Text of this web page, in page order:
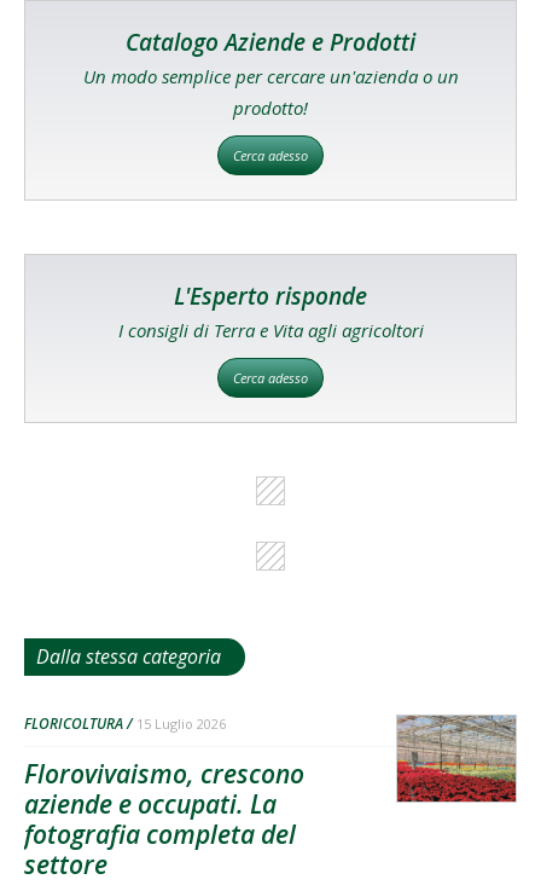
Catalogo Aziende e Prodotti
Un modo semplice per cercare un'azienda o un
prodotto!
Cerca adesso
L'Esperto risponde
I consigli di Terra e Vita agli agricoltori
Cerca adesso
Dalla stessa categoria
FLORICOLTURA 15 Luglio 2026
Florovivaismo, crescono
aziende e occupati. La
fotografia completa del
settore